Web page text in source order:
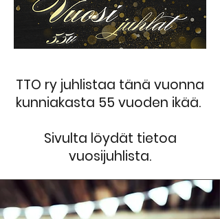
TTO ry juhlistaa tänä vuonna
kunniakasta 55 vuoden ikää.
Sivulta löydät tietoa
vuosijuhlista.